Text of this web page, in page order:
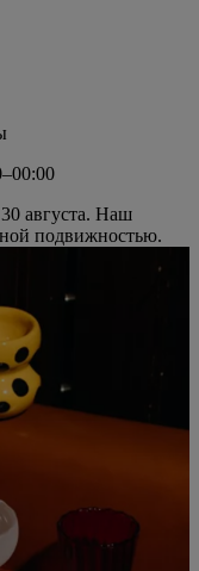
августа. Наш
подвижностью.